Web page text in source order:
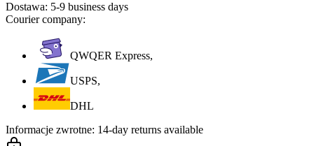
Dostawa: 5-9 business days
Courier company:
QWQER Express,
USPS,
DHL
Informacje zwrotne: 14-day returns available